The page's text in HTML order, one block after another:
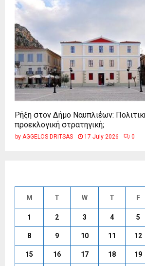
Ρήξη στον Δήμο Ναυπλιέων:
προεκλογική στρατηγική;
by AGGELOS DRITSAS 17 July 2026 0
M T W T F
1 2 3 4 5
8 9 10 11 12
15 16 17 18 19